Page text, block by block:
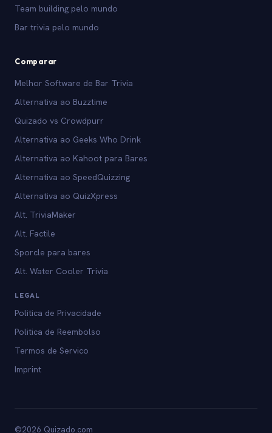
Team building pelo mundo
Bar trivia pelo mundo
Comparar
Melhor Software de Bar Trivia
Alternativa ao Buzztime
Quizado vs Crowdpurr
Alternativa ao Geeks Who Drink
Alternativa ao Kahoot para Bares
Alternativa ao SpeedQuizzing
Alternativa ao QuizXpress
Alt. TriviaMaker
Alt. Factile
Sporcle para bares
Alt. Water Cooler Trivia
LEGAL
Politica de Privacidade
Politica de Reembolso
Termos de Servico
Imprint
©2026 Quizado.com